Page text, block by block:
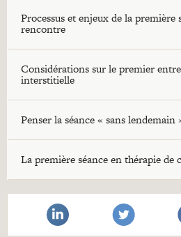
Processus et enjeux de la
rencontre
Considérations sur le premier
interstitielle
Penser la séance « sans lendemain
La première séance en thérapie de